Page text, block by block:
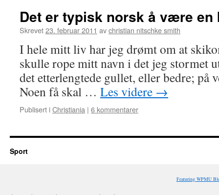
Det er typisk norsk å være en
Skrevet23. februar 2011 avchristian nitschke smith
I hele mitt liv har jeg drømt om at
skulle rope mitt navn i det jeg stormet
det etterlengtede gullet, eller bedre; på
Noen få skal … Les videre →
Publisert iChristiania | 6 kommentarer
Sport
Featuring WPMU